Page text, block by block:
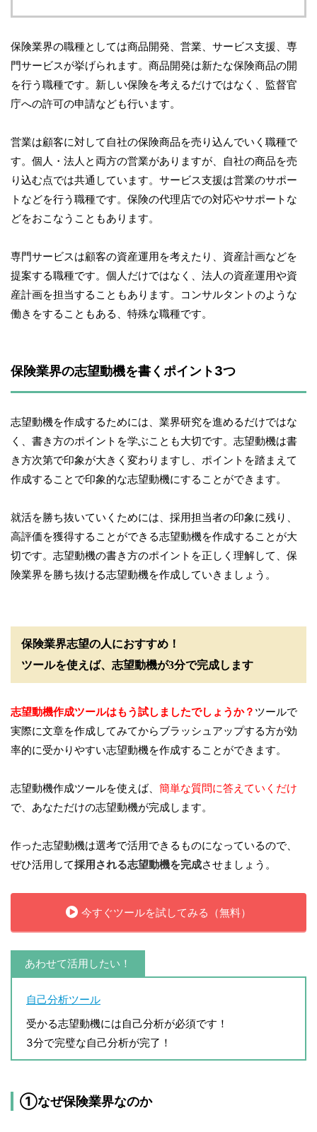
保険業界の職種としては商品開発、営業、サービス支援、専
門サービスが挙げられます。商品開発は新たな保険商品の開
を行う職種です。新しい保険を考えるだけではなく、監督官
庁への許可の申請なども行います。
営業は顧客に対して自社の保険商品を売り込んでいく職種で
す。個人・法人と両方の営業がありますが、自社の商品を売
り込む点では共通しています。サービス支援は営業のサポー
トなどを行う職種です。保険の代理店での対応やサポートな
どをおこなうこともあります。
専門サービスは顧客の資産運用を考えたり、資産計画などを
提案する職種です。個人だけではなく、法人の資産運用や資
産計画を担当することもあります。コンサルタントのような
働きをすることもある、特殊な職種です。
保険業界の志望動機を書くポイント3つ
志望動機を作成するためには、業界研究を進めるだけではな
く、書き方のポイントを学ぶことも大切です。志望動機は書
き方次第で印象が大きく変わりますし、ポイントを踏まえて
作成することで印象的な志望動機にすることができます。
就活を勝ち抜いていくためには、採用担当者の印象に残り、
高評価を獲得することができる志望動機を作成することが大
切です。志望動機の書き方のポイントを正しく理解して、保
険業界を勝ち抜ける志望動機を作成していきましょう。
保険業界志望の人におすすめ！
ツールを使えば、志望動機が3分で完成します
志望動機作成ツールはもう試しましたでしょうか？ ツールで
実際に文章を作成してみてからブラッシュアップする方が効
率的に受かりやすい志望動機を作成することができます。
志望動機作成ツールを使えば、 簡単な質問に答えていくだけ
で、あなただけの志望動機が完成します。
作った志望動機は選考で活用できるものになっているので、
ぜひ活用して採用される志望動機を完成させましょう。
今すぐツールを試してみる（無料）
あわせて活用したい！
自己分析ツール
受かる志望動機には自己分析が必須です！
3分で完璧な自己分析が完了！
①なぜ保険業界なのか